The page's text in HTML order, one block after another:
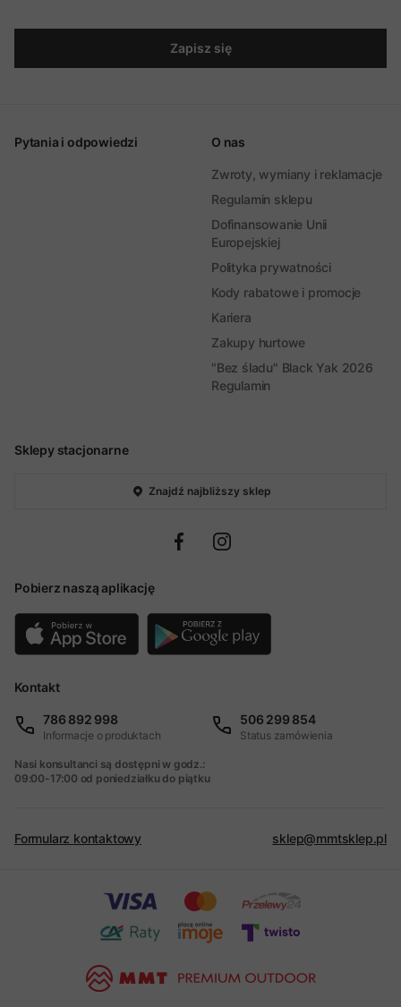
Zapisz się
Sklepy stacjonarne
Znajdź najbliższy sklep
Pobierz naszą aplikację
Pytania i odpowiedzi O nas
Zwroty, wymiany i reklamacje
Regulamin sklepu
Dofinansowanie Unii
Europejskiej
Polityka prywatności
Kody rabatowe i promocje
Kariera
Zakupy hurtowe
"Bez śladu" Black Yak 2026
Regulamin
Kontakt
786 892 998
Informacje o produktach
506 299 854
Status zamówienia
Nasi konsultanci są dostępni w godz.:
09:00-17:00 od poniedziałku do piątku
Formularz kontaktowy sklep@mmtsklep.pl